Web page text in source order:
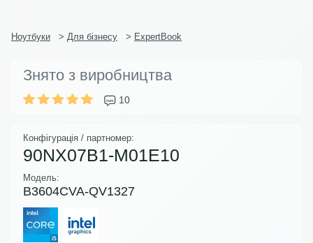
Ноутбуки > Для бізнесу > ExpertBook
Знято з виробництва
10
Конфігурація / партномер:
90NX07B1-M01E10
Модель:
B3604CVA-QV1327